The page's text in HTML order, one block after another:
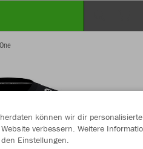
können wir dir personalisierte
verbessern. Weitere
Einstellungen.